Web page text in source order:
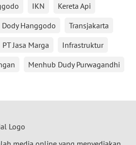
IKN
Kereta Api
Dody Hanggodo
Transjakarta
PT Jasa Marga
Infrastruktur
Menhub Dudy Purwagandhi